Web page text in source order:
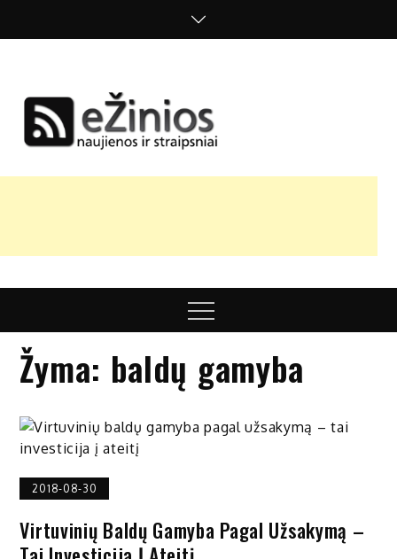
nuomonės
Menu
Žyma: baldų gamyba
2018-08-30
Virtuvinių Baldų Gamyba Pagal Užsakymą –